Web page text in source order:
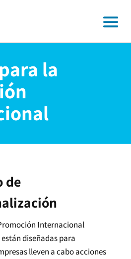
la
de
Internacional
están diseñadas para
lleven a cabo acciones